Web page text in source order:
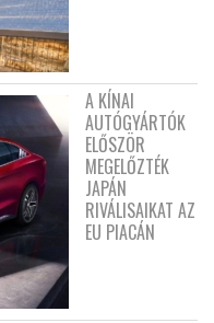
A KÍNAI
AUTÓGYÁRTÓK
ELŐSZÖR
MEGELŐZTÉK
JAPÁN
RIVÁLISAIKAT AZ
EU PIACÁN